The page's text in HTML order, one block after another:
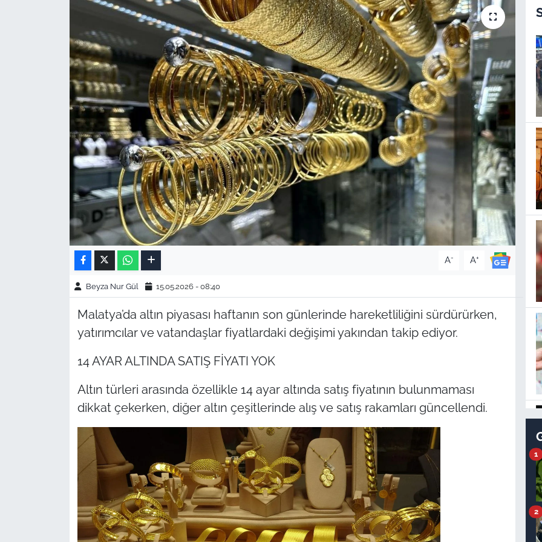
A- A+
Beyza Nur Gül 15.05.2026 - 08:40
Malatya’da altın piyasası haftanın son günlerinde hareketliliğini sürdürürken,
yatırımcılar ve vatandaşlar fiyatlardaki değişimi yakından takip ediyor.
14 AYAR ALTINDA SATIŞ FİYATI YOK
Altın türleri arasında özellikle 14 ayar altında satış fiyatının bulunmaması
dikkat çekerken, diğer altın çeşitlerinde alış ve satış rakamları güncellendi.
1
2